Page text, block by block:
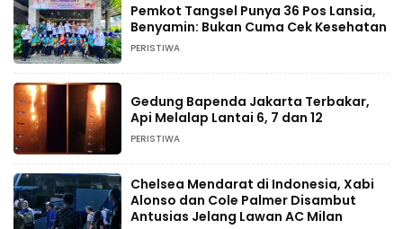
Pemkot Tangsel Punya 36 Pos Lansia,
Benyamin: Bukan Cuma Cek Kesehatan
PERISTIWA
Gedung Bapenda Jakarta Terbakar,
Api Melalap Lantai 6, 7 dan 12
PERISTIWA
Chelsea Mendarat di Indonesia, Xabi
Alonso dan Cole Palmer Disambut
Antusias Jelang Lawan AC Milan